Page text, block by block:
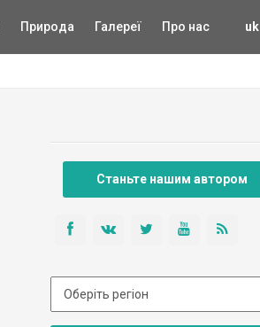
uk
Природа Галереї Про нас
Станьте нашим автором